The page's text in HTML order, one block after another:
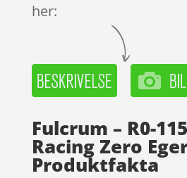
her:
Fulcrum – R0-
Racing Zero
Produktfakta